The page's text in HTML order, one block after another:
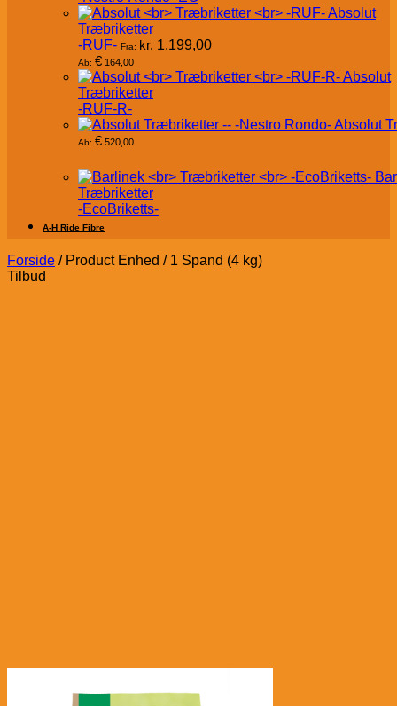
Absolut
Træbriketter
-RUF- Fra: kr. 1.199,00
Ab: € 164,00
Absolut
Træbriketter
-RUF-R-
Absolut
Ab: € 520,00
Træbriketter
-EcoBriketts-
A-H Ride Fibre
Forside /Product Enhed /1 Spand (4 kg)
Tilbud